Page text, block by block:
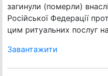
загинули (померли)
Російської Федерації
цим ритуальних послуг
Завантажити